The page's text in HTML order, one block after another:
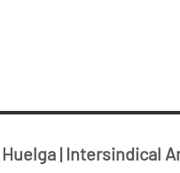
Huelga | Intersindical